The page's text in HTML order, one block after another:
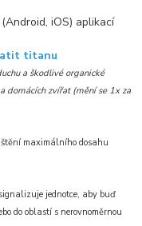
iOS) aplikací
titanu
a škodlivé organické
domácích zvířat (mění se 1x za
maximálního dosahu
jednotce, aby buď
do oblastí s nerovnoměrnou